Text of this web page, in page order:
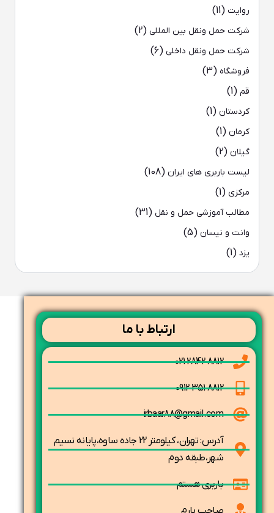
روایت (11)
شرکت حمل ونقل بین المللی (2)
شرکت حمل ونقل داخلی (6)
فروشگاه (3)
قم (1)
کردستان (1)
کرمان (1)
گیلان (2)
لیست باربری های ایران (108)
مرکزی (1)
مطالب آموزشی حمل و نقل (31)
وانت و نیسان (5)
یزد (1)
ارتباط با ما
8812 2842 021
8812 351 0912
irbaar88@gmail.com
آدرس: تهران، کیلومتر 22 جاده ساوه،پایانه نسیم
شهر،طبقه دوم
باربری هستم